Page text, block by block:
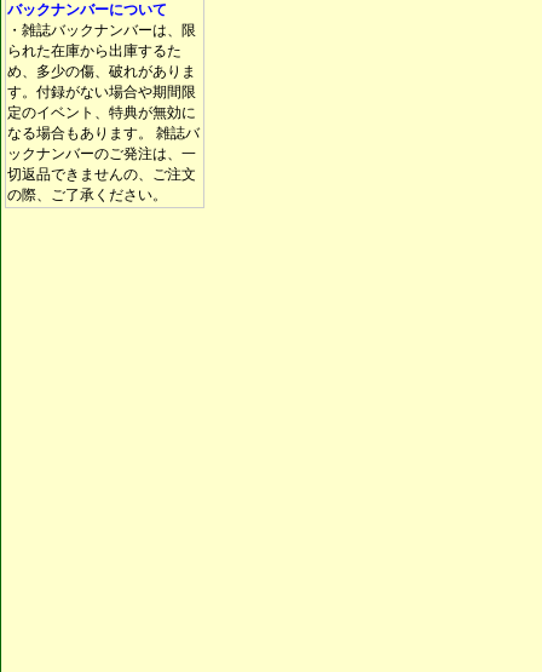
バックナンバーについて
・雑誌バックナンバーは、限
られた在庫から出庫するた
め、多少の傷、破れがありま
す。付録がない場合や期間限
定のイベント、特典が無効に
なる場合もあります。 雑誌バ
ックナンバーのご発注は、一
切返品できませんの、ご注文
の際、ご了承ください。